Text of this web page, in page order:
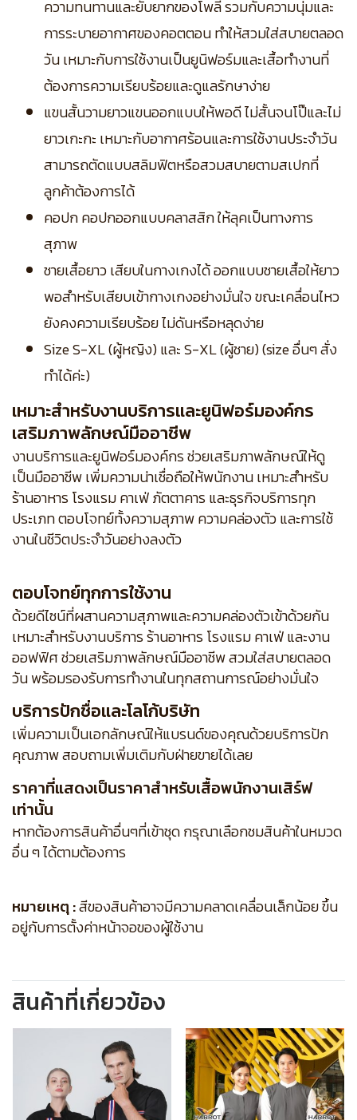
ความทนทานและยับยากของโพลี รวมกับความนุ่มและ
การระบายอากาศของคอตตอน ทำให้สวมใส่สบายตลอด
วัน เหมาะกับการใช้งานเป็นยูนิฟอร์มและเสื้อทำงานที่
ต้องการความเรียบร้อยและดูแลรักษาง่าย
แขนสั้นวามยาวแขนออกแบบให้พอดี ไม่สั้นจนโป๊และไม่
ยาวเกะกะ เหมาะกับอากาศร้อนและการใช้งานประจำวัน
สามารถตัดแบบสลิมฟิตหรือสวมสบายตามสเปกที่
ลูกค้าต้องการได้
คอปก คอปกออกแบบคลาสสิก ให้ลุคเป็นทางการ
สุภาพ
ชายเสื้อยาว เสียบในกางเกงได้ ออกแบบชายเสื้อให้ยาว
พอสำหรับเสียบเข้ากางเกงอย่างมั่นใจ ขณะเคลื่อนไหว
ยังคงความเรียบร้อย ไม่ดันหรือหลุดง่าย
Size S-XL (ผู้หญิง) และ S-XL (ผู้ชาย) (size อื่นๆ สั่ง
ทำได้ค่ะ)
เหมาะสำหรับงานบริการและยูนิฟอร์มองค์กร
เสริมภาพลักษณ์มืออาชีพ
งานบริการและยูนิฟอร์มองค์กร ช่วยเสริมภาพลักษณ์ให้ดู
เป็นมืออาชีพ เพิ่มความน่าเชื่อถือให้พนักงาน เหมาะสำหรับ
ร้านอาหาร โรงแรม คาเฟ่ ภัตตาคาร และธุรกิจบริการทุก
ประเภท ตอบโจทย์ทั้งความสุภาพ ความคล่องตัว และการใช้
งานในชีวิตประจำวันอย่างลงตัว
ตอบโจทย์ทุกการใช้งาน
ด้วยดีไซน์ที่ผสานความสุภาพและความคล่องตัวเข้าด้วยกัน
เหมาะสำหรับงานบริการ ร้านอาหาร โรงแรม คาเฟ่ และงาน
ออฟฟิศ ช่วยเสริมภาพลักษณ์มืออาชีพ สวมใส่สบายตลอด
วัน พร้อมรองรับการทำงานในทุกสถานการณ์อย่างมั่นใจ
บริการปักชื่อและโลโก้บริษัท
เพิ่มความเป็นเอกลักษณ์ให้แบรนด์ของคุณด้วยบริการปัก
คุณภาพ สอบถามเพิ่มเติมกับฝ่ายขายได้เลย
ราคาที่แสดงเป็นราคาสำหรับเสื้อพนักงานเสิร์ฟ
เท่านั้น
หากต้องการสินค้าอื่นๆที่เข้าชุด กรุณาเลือกชมสินค้าในหมวด
อื่น ๆ ได้ตามต้องการ
หมายเหตุ :สีของสินค้าอาจมีความคลาดเคลื่อนเล็กน้อย ขึ้น
อยู่กับการตั้งค่าหน้าจอของผู้ใช้งาน
สินค้าที่เกี่ยวข้อง